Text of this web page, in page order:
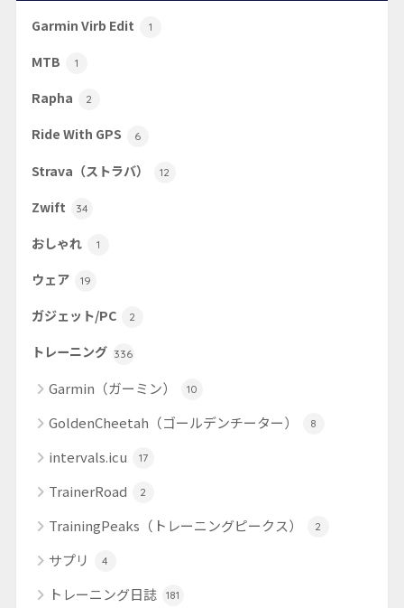
Garmin Virb Edit 1
MTB 1
Rapha 2
Ride With GPS 6
Strava（ストラバ） 12
Zwift 34
おしゃれ 1
ウェア 19
ガジェット/PC 2
トレーニング 336
Garmin（ガーミン） 10
GoldenCheetah（ゴールデンチーター） 8
intervals.icu 17
TrainerRoad 2
TrainingPeaks（トレーニングピークス） 2
サプリ 4
トレーニング日誌 181